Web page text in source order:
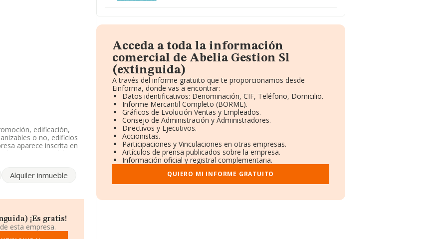
edificación,
o no, edificios
aparece inscrita en
a 6812 con código
está situada en
pertenecientes al
es de 128 mil euros. En
datos INFORMA
Finalmente, para
Alquiler inmueble
¡Es gratis!
esta empresa.
Acceda a toda la información
comercial de Abelia Gestion Sl
(extinguida)
A través del informe gratuito que te proporcionamos desde
Einforma, donde vas a encontrar:
Datos identificativos: Denominación, CIF, Teléfono, Domicilio.
Informe Mercantil Completo (BORME).
Gráficos de Evolución Ventas y Empleados.
Consejo de Administración y Administradores.
Directivos y Ejecutivos.
Accionistas.
Participaciones y Vinculaciones en otras empresas.
Artículos de prensa publicados sobre la empresa.
Información oficial y registral complementaria.
QUIERO MI INFORME GRATUITO